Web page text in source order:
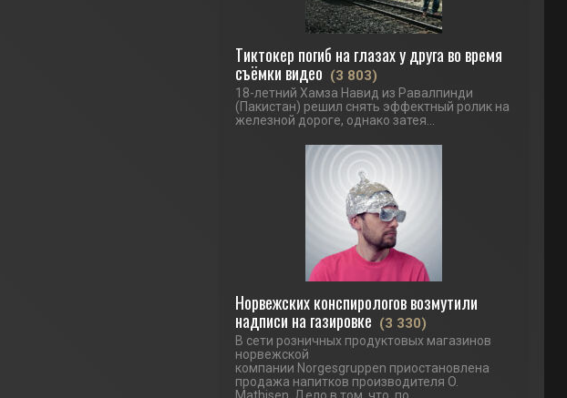
Тиктокер погиб на глазах у друга во время
съёмки видео (3 803)
18-летний Хамза Навид из Равалпинди
(Пакистан) решил снять эффектный ролик на
железной дороге, однако затея...
Норвежских конспирологов возмутили
надписи на газировке (3 330)
В сети розничных продуктовых магазинов
норвежской
компании Norgesgruppen приостановлена
продажа напитков производителя O.